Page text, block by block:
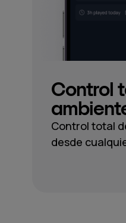
Control
Control total
desde